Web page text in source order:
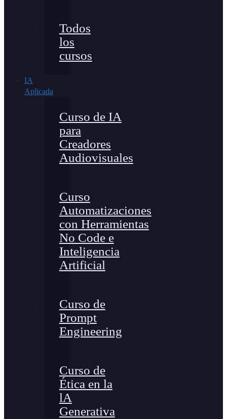
Todos
los
cursos
IA
Aplicada
Curso de IA
para
Creadores
Audiovisuales
Curso
Automatizaciones
con Herramientas
No Code e
Inteligencia
Artificial
Curso de
Prompt
Engineering
Curso de
Ética en la
lA
Generativa